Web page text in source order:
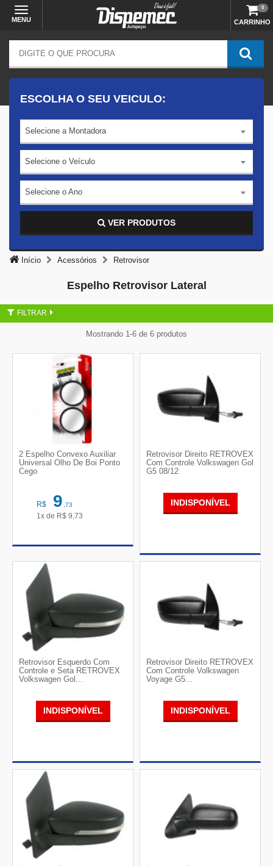
MENU CARRINHO
0
ESCOLHA O SEU VEICULO:
Selecione a Montadora
Selecione o Veículo
Selecione o Ano
VER PRODUTOS
Início Acessórios Retrovisor
Espelho Retrovisor Lateral
FILTRAR
Mostrando 1-6 de 6 produtos
2 Espelho Convexo Auxiliar
Universal Olho De Boi Ponto
Cego
R$ 9,73
1x de R$ 9,73
Retrovisor Direito RETROVEX
Com Controle Volkswagen Gol
G5 08/12
INDISPONÍVEL
Retrovisor Esquerdo Com
Controle e Seta RETROVEX
Volkswagen Gol...
INDISPONÍVEL
Retrovisor Direito RETROVEX
Com Controle Volkswagen
Voyage G5...
INDISPONÍVEL